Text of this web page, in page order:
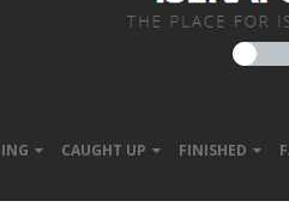
CAUGHT UP FINISHED